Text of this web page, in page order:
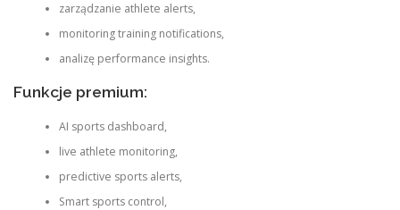
zarządzanie athlete alerts,
monitoring training notifications,
analizę performance insights.
Funkcje premium:
AI sports dashboard,
live athlete monitoring,
predictive sports alerts,
Smart sports control,